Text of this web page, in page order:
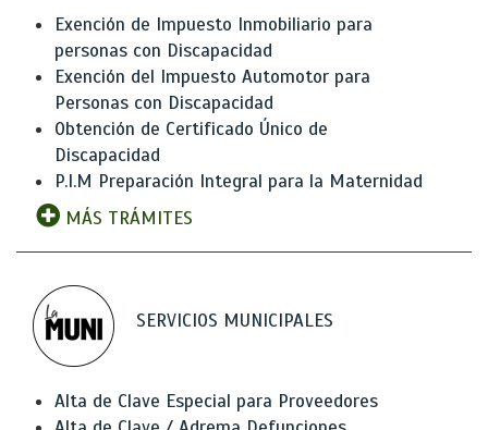
Exención de Impuesto Inmobiliario para
personas con Discapacidad
Exención del Impuesto Automotor para
Personas con Discapacidad
Obtención de Certificado Único de
Discapacidad
P.I.M Preparación Integral para la Maternidad
MÁS TRÁMITES
SERVICIOS MUNICIPALES
Alta de Clave Especial para Proveedores